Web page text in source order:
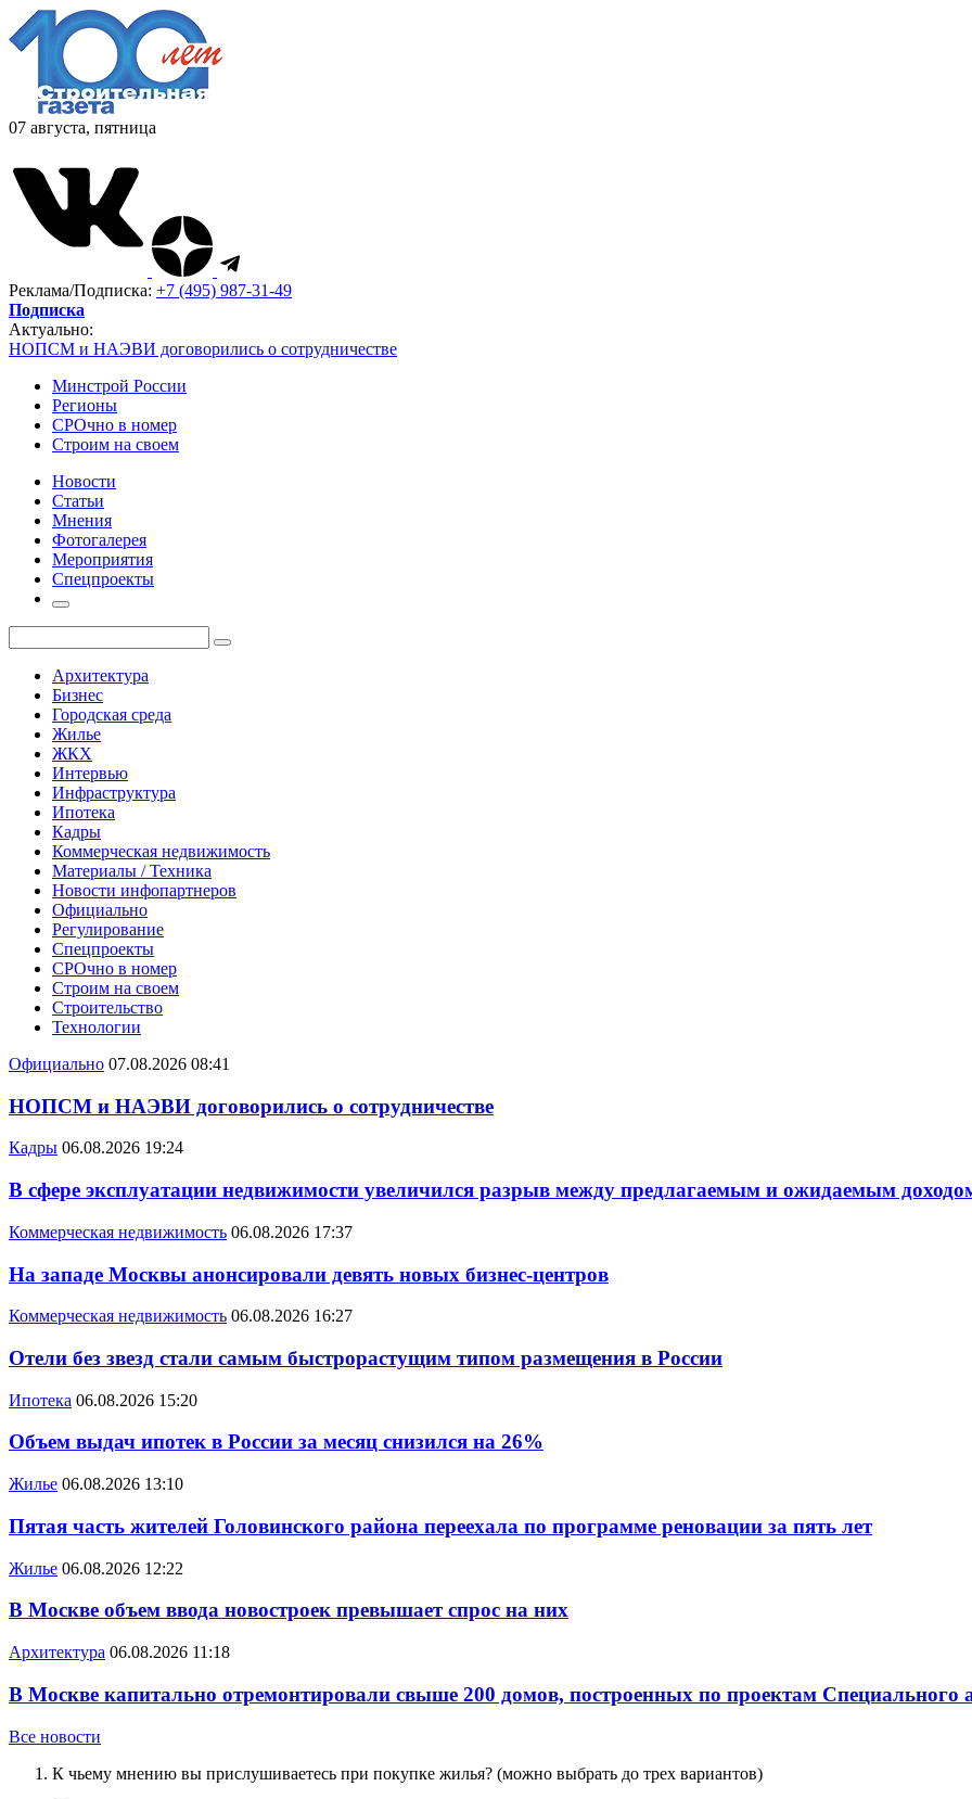
07 августа, пятница
Реклама/Подписка: +7 (495) 987-31-49
Подписка
Актуально:
НОПСМ и НАЭВИ договорились о сотрудничестве
Минстрой России
Регионы
СРОчно в номер
Строим на своем
Новости
Статьи
Мнения
Фотогалерея
Мероприятия
Спецпроекты
Архитектура
Бизнес
Городская среда
Жилье
ЖКХ
Интервью
Инфраструктура
Ипотека
Кадры
Коммерческая недвижимость
Материалы / Техника
Новости инфопартнеров
Официально
Регулирование
Спецпроекты
СРОчно в номер
Строим на своем
Строительство
Технологии
Официально 07.08.2026 08:41
НОПСМ и НАЭВИ договорились о сотрудничестве
Кадры 06.08.2026 19:24
В сфере эксплуатации недвижимости увеличился разрыв между предлагаемым и ожидаемым
Коммерческая недвижимость 06.08.2026 17:37
На западе Москвы анонсировали девять новых бизнес-центров
Коммерческая недвижимость 06.08.2026 16:27
Отели без звезд стали самым быстрорастущим типом размещения в России
Ипотека 06.08.2026 15:20
Объем выдач ипотек в России за месяц снизился на 26%
Жилье 06.08.2026 13:10
Пятая часть жителей Головинского района переехала по программе реновации за пять лет
Жилье 06.08.2026 12:22
В Москве объем ввода новостроек превышает спрос на них
Архитектура 06.08.2026 11:18
В Москве капитально отремонтировали свыше 200 домов, построенных по проектам Специального
Все новости
К чьему мнению вы прислушиваетесь при покупке жилья? (можно выбрать до трех вариантов)